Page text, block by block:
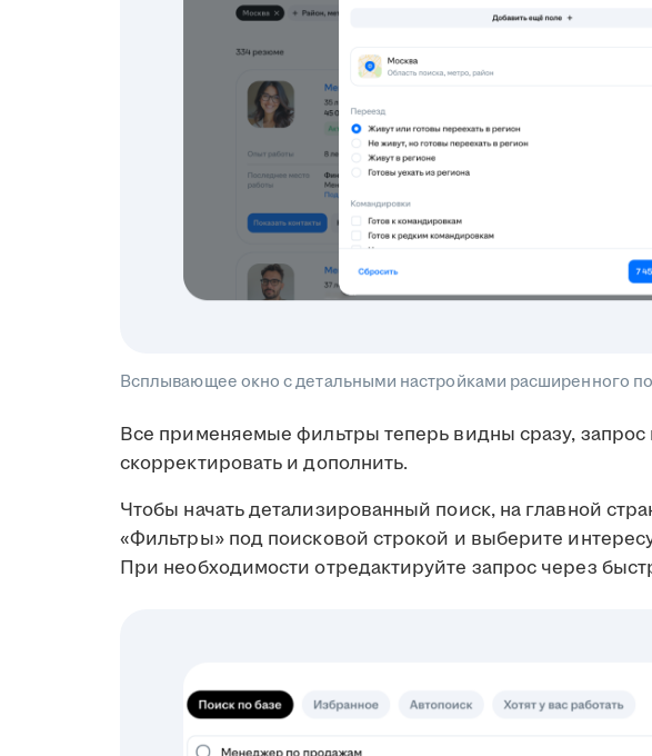
Всплывающее окно с детальными настройками расширенного
Все применяемые фильтры теперь видны сразу,
скорректировать и дополнить.
Чтобы начать детализированный поиск, на главной
«Фильтры» под поисковой строкой и выберите
При необходимости отредактируйте запрос через